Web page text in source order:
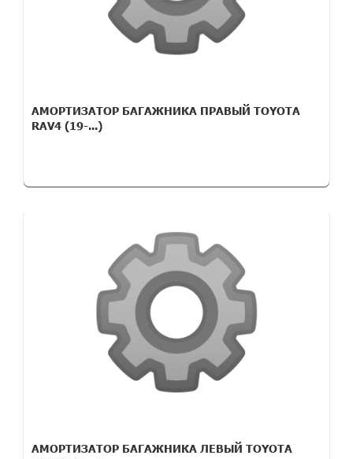
АМОРТИЗАТОР БАГАЖНИКА ПРАВЫЙ TOYOTA
RAV4 (19-...)
АМОРТИЗАТОР БАГАЖНИКА ЛЕВЫЙ TOYOTA